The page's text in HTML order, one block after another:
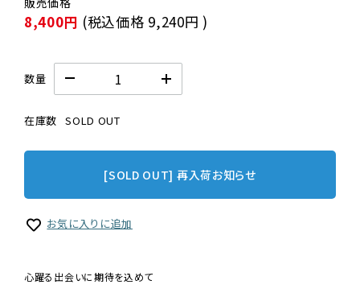
8,400円 (税込価格 9,240円 )
数量
在庫数 SOLD OUT
[SOLD OUT] 再入荷お知らせ
お気に入りに追加
心躍る出会いに期待を込めて